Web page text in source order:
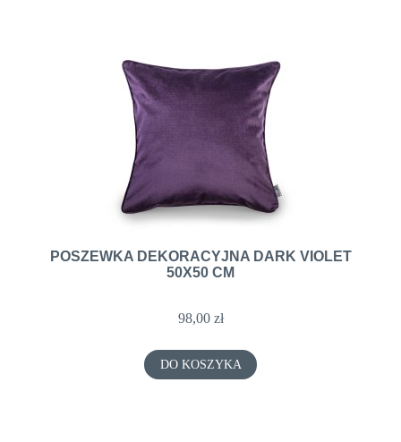
POSZEWKA DEKORACYJNA DARK VIOLET
50X50 CM
98,00 zł
DO KOSZYKA